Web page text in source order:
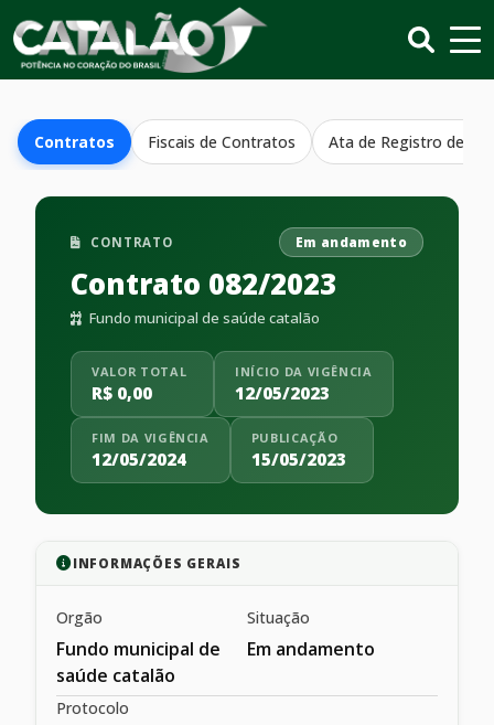
Contratos Fiscais de Contratos Ata de Registro de
CONTRATO Em andamento
Contrato 082/2023
Fundo municipal de saúde catalão
VALOR TOTAL
R$ 0,00
INÍCIO DA VIGÊNCIA
12/05/2023
FIM DA VIGÊNCIA
12/05/2024
PUBLICAÇÃO
15/05/2023
INFORMAÇÕES GERAIS
Orgão
Fundo municipal de
saúde catalão
Situação
Em andamento
Protocolo